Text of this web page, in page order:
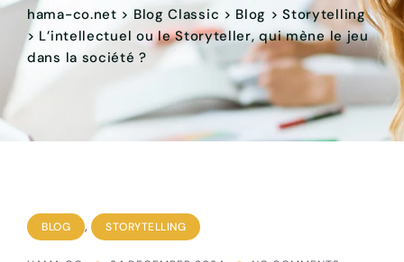
hama-co.net > Blog Classic > Blog >Storytelling
> L’intellectuel ou le Storyteller, qui mène le jeu
dans la société ?
BLOG , STORYTELLING